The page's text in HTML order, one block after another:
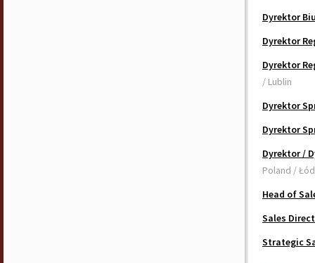
Dyrektor
Dyrektor
Dyrektor
/ Lublin
Dyrektor
Dyrektor
Dyrektor /
Poland /
Head of
Sales
Strategic